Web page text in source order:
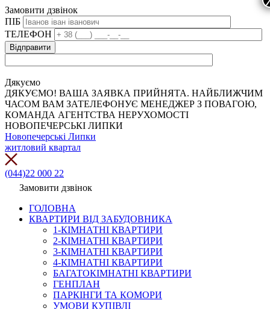
Замовити дзвінок
ПІБ
ТЕЛЕФОН
Дякуємо
ДЯКУЄМО! ВАША ЗАЯВКА ПРИЙНЯТА. НАЙБЛИЖЧИМ
ЧАСОМ ВАМ ЗАТЕЛЕФОНУЄ МЕНЕДЖЕР З ПОВАГОЮ,
КОМАНДА АГЕНТСТВА НЕРУХОМОСТІ
НОВОПЕЧЕРСЬКІ ЛИПКИ
Новопечерські Липки
житловий квартал
(044)22 000 22
Замовити дзвінок
ГОЛОВНА
КВАРТИРИ ВІД ЗАБУДОВНИКА
1-КІМНАТНІ КВАРТИРИ
2-КІМНАТНІ КВАРТИРИ
3-КІМНАТНІ КВАРТИРИ
4-КІМНАТНІ КВАРТИРИ
БАГАТОКІМНАТНІ КВАРТИРИ
ГЕНПЛАН
ПАРКІНГИ ТА КОМОРИ
УМОВИ КУПІВЛІ